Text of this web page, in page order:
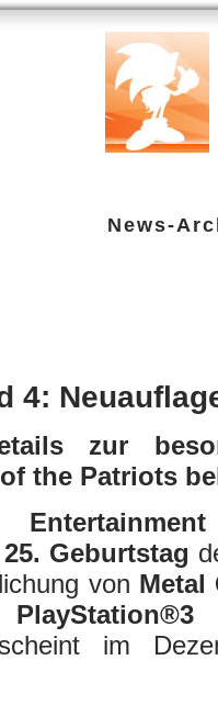
News-
4:
zur
the Patriots
25. Geburtstag
von Metal
PlayStation®3
im